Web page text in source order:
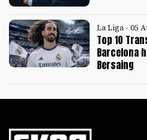
La Liga - 05
Top 10
Barcelona
Bersaing